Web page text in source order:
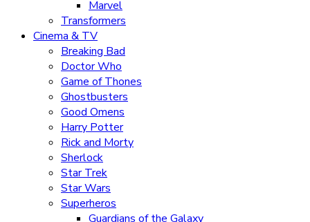
Marvel
Transformers
Cinema & TV
Breaking Bad
Doctor Who
Game of Thones
Ghostbusters
Good Omens
Harry Potter
Rick and Morty
Sherlock
Star Trek
Star Wars
Superheros
Guardians of the Galaxy